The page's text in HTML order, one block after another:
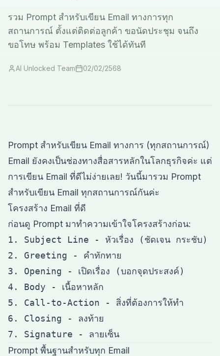
รวม Prompt สำหรับเขียน Email ทางการทุก
สถานการณ์ ตั้งแต่ติดต่อลูกค้า ขอนัดประชุม จนถึง
ขอโทษ พร้อม Templates ใช้ได้ทันที
AI Unlocked Team 02/02/2568
Prompt สำหรับเขียน Email ทางการ (ทุกสถานการณ์)
Email ยังคงเป็นช่องทางสื่อสารหลักในโลกธุรกิจค่ะ แต่
การเขียน Email ที่ดีไม่ง่ายเลย! วันนี้มารวม Prompt
สำหรับเขียน Email ทุกสถานการณ์กันค่ะ
โครงสร้าง Email ที่ดี
ก่อนดู Prompt มาทำความเข้าใจโครงสร้างก่อน:
1. Subject Line - หัวเรื่อง (ชัดเจน กระชับ)
2. Greeting - คำทักทาย
3. Opening - เปิดเรื่อง (บอกจุดประสงค์)
4. Body - เนื้อหาหลัก
5. Call-to-Action - สิ่งที่ต้องการให้ทำ
6. Closing - ลงท้าย
Prompt พื้นฐานสำหรับทุก Email